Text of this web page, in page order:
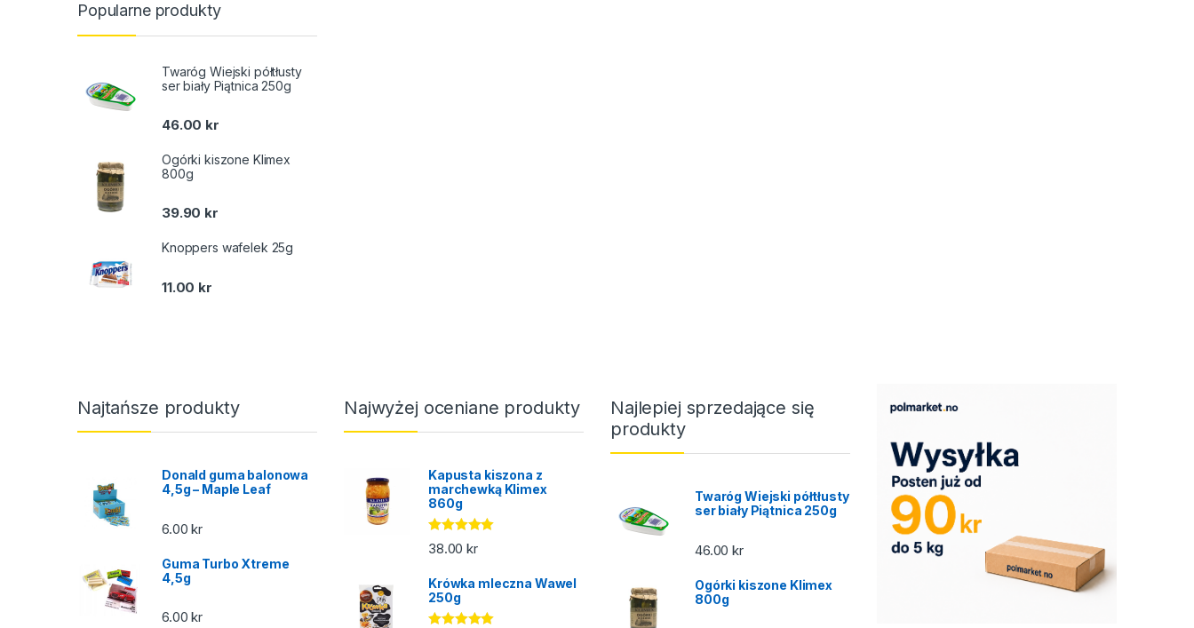
Popularne produkty
Twaróg Wiejski półtłusty
ser biały Piątnica 250g
46.00 kr
Ogórki kiszone Klimex
800g
39.90 kr
Knoppers wafelek 25g
11.00 kr
Najtańsze produkty
Donald guma balonowa
4,5g – Maple Leaf
6.00kr
Guma Turbo Xtreme
4,5g
6.00kr
Najwyżej oceniane produkty
Kapusta kiszona z
marchewką Klimex
860g
Oceniono
5.00na 5
38.00kr
Krówka mleczna Wawel
250g
Najlepiej sprzedające się
produkty
Twaróg Wiejski półtłusty
ser biały Piątnica 250g
46.00kr
Ogórki kiszone Klimex
800g